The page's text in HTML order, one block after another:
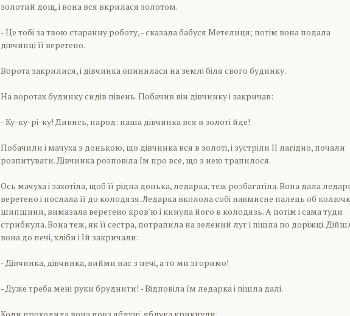
золотий дощ, і вона вся вкрилася золотом.
- Це тобі за твою старанну роботу, - сказала бабуся Метелиця; потім вона подала
дівчинці її веретено.
Ворота закрилися, і дівчинка опинилася на землі біля свого будинку.
На воротах будинку сидів півень. Побачив він дівчинку і закричав:
- Ку-ку-рі-ку! Дивись, народ: наша дівчинка вся в золоті йде!
Побачили і мачуха з донькою, що дівчинка вся в золоті, і зустріли її лагідно, почали
розпитувати. Дівчинка розповіла їм про все, що з нею трапилося.
Ось мачуха і захотіла, щоб її рідна донька, ледарка, теж розбагатіла. Вона дала
веретено і послала її до колодязя. Ледарка вколола собі навмисне палець об
шипшини, вимазала веретено кров'ю і кинула його в колодязь. А потім і сама туди
стрибнула. Вона теж, як її сестра, потрапила на зелений луг і пішла по доріжці.
вона до печі, хліби і їй закричали:
- Дівчинка, дівчинка, вийми нас з печі, а то ми згоримо!
- Дуже треба мені руки бруднити! - Відповіла їм ледарка і пішла далі.